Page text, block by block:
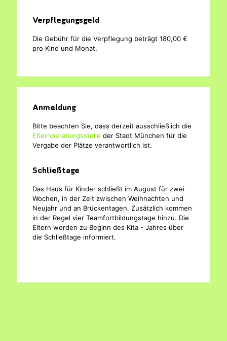
Verpflegungsgeld
Die Gebühr für die Verpflegung beträgt 180,00 €
pro Kind und Monat.
Anmeldung
Bitte beachten Sie, dass derzeit ausschließlich die
Elternberatungsstelle der Stadt München für die
Vergabe der Plätze verantwortlich ist.
Schließtage
Das Haus für Kinder schließt im August für zwei
Wochen, in der Zeit zwischen Weihnachten und
Neujahr und an Brückentagen. Zusätzlich kommen
in der Regel vier Teamfortbildungstage hinzu. Die
Eltern werden zu Beginn des Kita - Jahres über
die Schließtage informiert.